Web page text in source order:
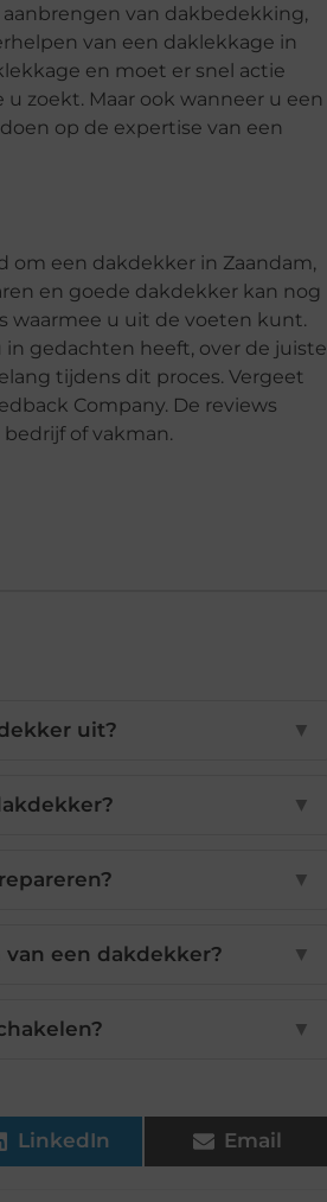
van dakbedekking,
van een daklekkage in
en moet er snel actie
zoekt. Maar ook wanneer u een
op de expertise van een
om een dakdekker in Zaandam,
en goede dakdekker kan nog
waarmee u uit de voeten kunt.
gedachten heeft, over de juiste
tijdens dit proces. Vergeet
Company. De reviews
of vakman.
uit? ▼
▼
▼
een dakdekker? ▼
▼
LinkedIn Email